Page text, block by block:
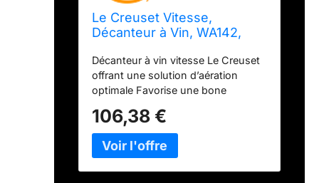
Le Creuset Vitesse,
Décanteur à Vin, WA142,
Décanteur à vin vitesse Le Creuset
offrant une solution d’aération
optimale Favorise une bone
libération des arômes subtiles À
appliquer directement sur le goulot
de la bouteille, Maintient la bouteille
106,38 €